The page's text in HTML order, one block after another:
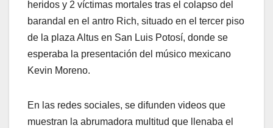
heridos y 2 víctimas mortales tras el colapso del
barandal en el antro Rich, situado en el tercer piso
de la plaza Altus en San Luis Potosí, donde se
esperaba la presentación del músico mexicano
Kevin Moreno.
En las redes sociales, se difunden videos que
muestran la abrumadora multitud que llenaba el